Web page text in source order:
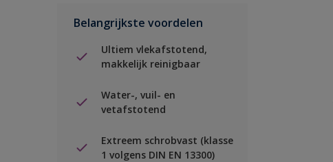
Belangrijkste voordelen
Ultiem vlekafstotend,
makkelijk reinigbaar
Water-, vuil- en
vetafstotend
Extreem schrobvast (klasse
1 volgens DIN EN 13300)